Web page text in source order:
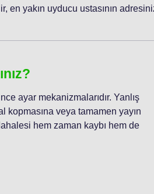
en yakın uyducu ustasının
ayar mekanizmalarıdır. Yanlış
veya tamamen yayın
hem zaman kaybı hem de